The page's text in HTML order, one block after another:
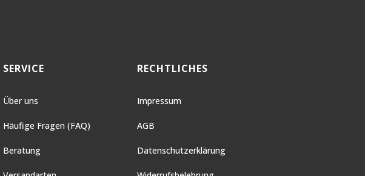
SERVICE
Über uns
Häufige Fragen (FAQ)
Beratung
RECHTLICHES
Impressum
AGB
Datenschutzerklärung